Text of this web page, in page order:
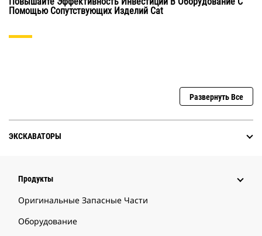
Помощью Сопутствующих Изделий Cat
Развернуть Все
ЭКСКАВАТОРЫ
Продукты
Оригинальные Запасные Части
Оборудование